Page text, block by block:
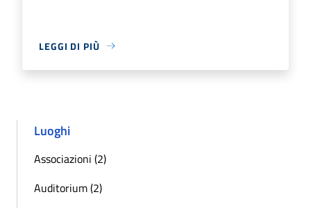
LEGGI DI PIÙ
Luoghi
Associazioni (2)
Auditorium (2)